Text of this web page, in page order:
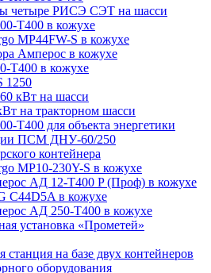
четыре РИСЭ СЭТ на шасси
Т400 в кожухе
MP44FW-S в кожухе
Амперос в кожухе
Т400 в кожухе
1250
кВт на шасси
на тракторном шасси
Т400 для объекта энергетики
ПСМ ДНУ-60/250
контейнера
MP10-230Y-S в кожухе
АД 12-Т400 P (Проф) в кожухе
C44D5A в кожухе
АД 250-Т400 в кожухе
установка «Прометей»
станция на базе двух контейнеров
оборудования